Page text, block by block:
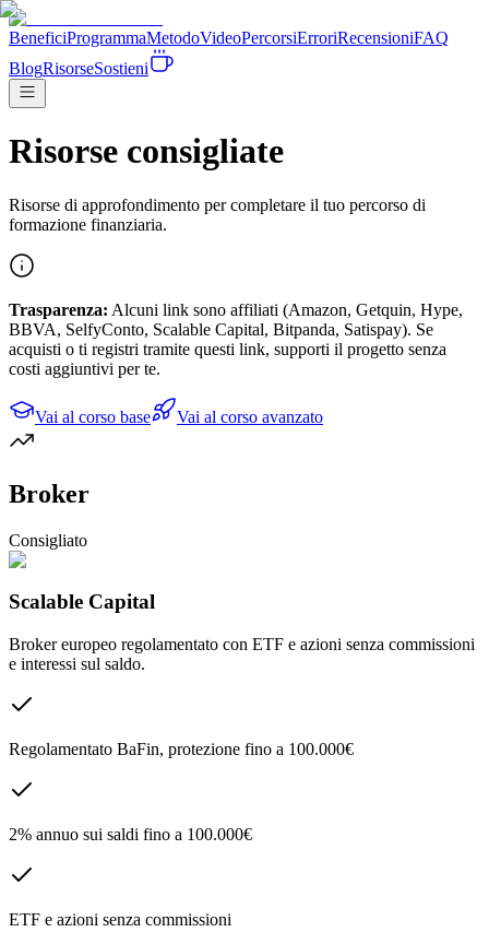
BeneficiProgrammaMetodoVideoPercorsiErroriRecensioniFAQ
BlogRisorseSostieni
Risorse consigliate
Risorse di approfondimento per completare il tuo percorso di
formazione finanziaria.
Trasparenza: Alcuni link sono affiliati (Amazon, Getquin, Hype,
BBVA, SelfyConto, Scalable Capital, Bitpanda, Satispay). Se
acquisti o ti registri tramite questi link, supporti il progetto senza
costi aggiuntivi per te.
Vai al corso base Vai al corso avanzato
Broker
Consigliato
Scalable Capital
Broker europeo regolamentato con ETF e azioni senza commissioni
e interessi sul saldo.
Regolamentato BaFin, protezione fino a 100.000€
2% annuo sui saldi fino a 100.000€
ETF e azioni senza commissioni